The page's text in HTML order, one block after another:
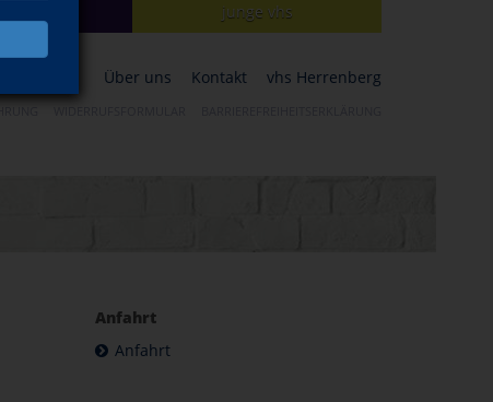
junge vhs
Über uns Kontakt vhs Herrenberg
Anfahrt
Anfahrt